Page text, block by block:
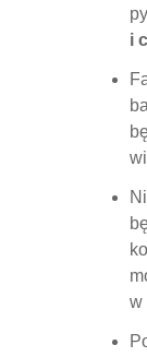
i
w